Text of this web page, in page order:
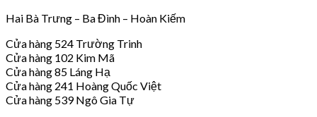
Hai Bà Trưng – Ba Đình – Hoàn Kiếm
Cửa hàng 524 Trường Trinh
Cửa hàng 102 Kim Mã
Cửa hàng 85 Láng Hạ
Cửa hàng 241 Hoàng Quốc Việt
Cửa hàng 539 Ngô Gia Tự